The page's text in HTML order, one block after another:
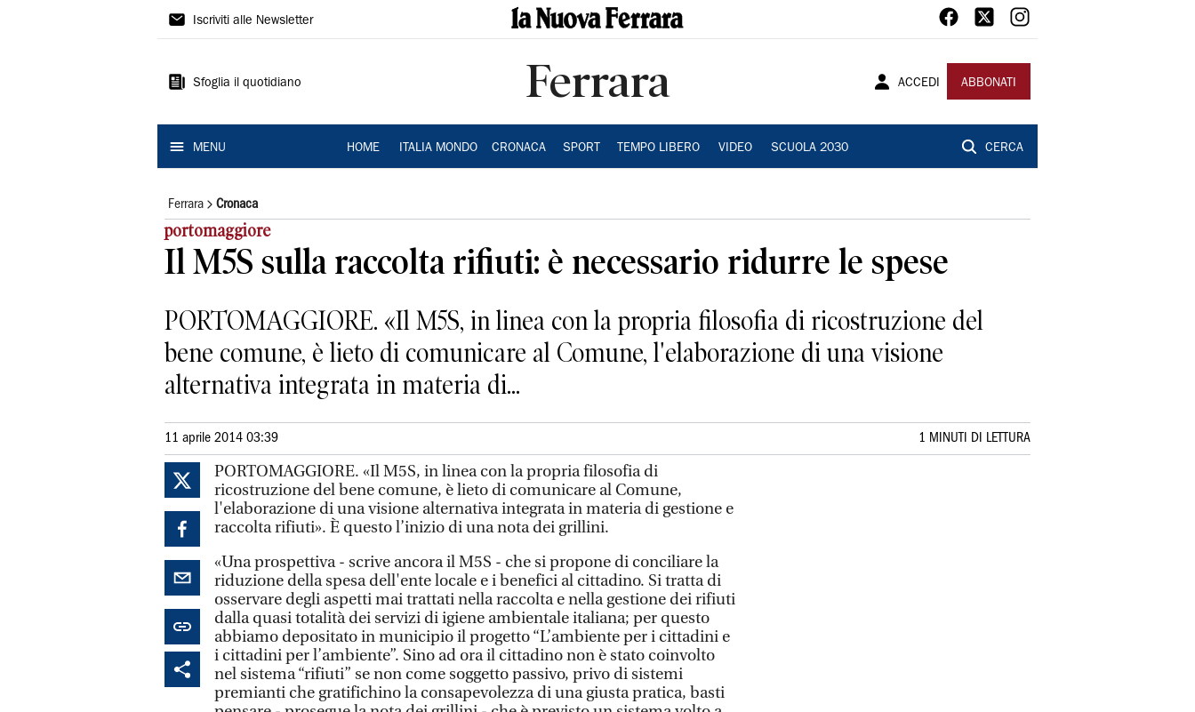
La
Ferrara
Iscriviti alle Newsletter
Sfoglia il quotidiano Ferrara ACCEDI ABBONATI
MENU HOME ITALIA MONDO CRONACA SPORT TEMPO LIBERO VIDEO SCUOLA 2030 CERCA
Ferrara Cronaca
portomaggiore
Il M5S sulla raccolta rifiuti: è necessario ridurre le spese
PORTOMAGGIORE. «Il M5S, in linea con la propria filosofia di ricostruzione del
bene comune, è lieto di comunicare al Comune, l'elaborazione di una visione
alternativa integrata in materia di...
11 aprile 2014 03:39 1 MINUTI DI LETTURA
PORTOMAGGIORE. «Il M5S, in linea con la propria filosofia di
ricostruzione del bene comune, è lieto di comunicare al Comune,
l'elaborazione di una visione alternativa integrata in materia di gestione e
raccolta rifiuti». È questo l’inizio di una nota dei grillini.
«Una prospettiva - scrive ancora il M5S - che si propone di conciliare la
riduzione della spesa dell'ente locale e i benefici al cittadino. Si tratta di
osservare degli aspetti mai trattati nella raccolta e nella gestione dei rifiuti
dalla quasi totalità dei servizi di igiene ambientale italiana; per questo
abbiamo depositato in municipio il progetto “L’ambiente per i cittadini e
i cittadini per l’ambiente”. Sino ad ora il cittadino non è stato coinvolto
nel sistema “rifiuti” se non come soggetto passivo, privo di sistemi
premianti che gratifichino la consapevolezza di una giusta pratica, basti